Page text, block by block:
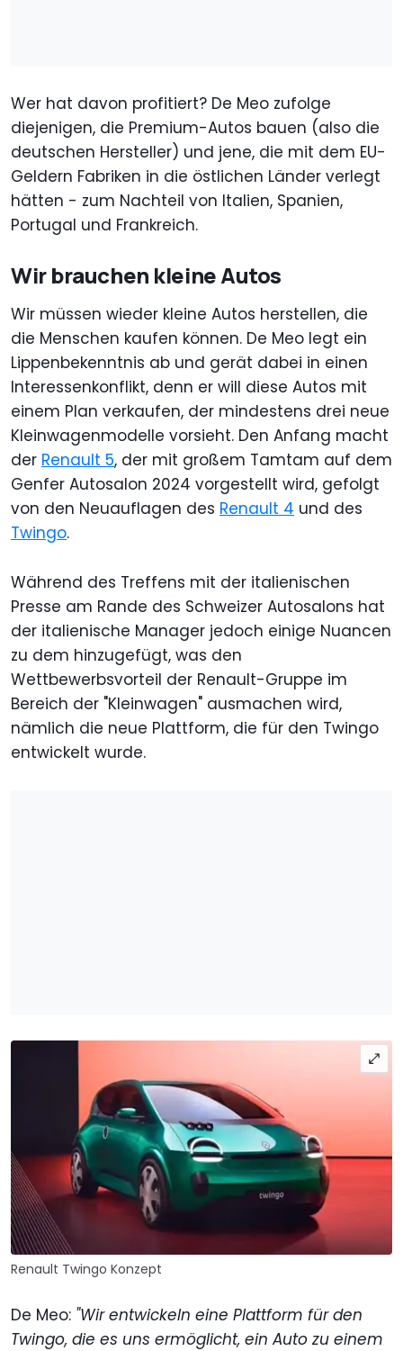
Wer hat davon profitiert? De Meo zufolge
diejenigen, die Premium-Autos bauen (also die
deutschen Hersteller) und jene, die mit dem EU-
Geldern Fabriken in die östlichen Länder verlegt
hätten - zum Nachteil von Italien, Spanien,
Portugal und Frankreich.
Wir brauchen kleine Autos
Wir müssen wieder kleine Autos herstellen, die
die Menschen kaufen können. De Meo legt ein
Lippenbekenntnis ab und gerät dabei in einen
Interessenkonflikt, denn er will diese Autos mit
einem Plan verkaufen, der mindestens drei neue
Kleinwagenmodelle vorsieht. Den Anfang macht
der Renault 5, der mit großem Tamtam auf dem
Genfer Autosalon 2024 vorgestellt wird, gefolgt
von den Neuauflagen des Renault 4 und des
Twingo.
Während des Treffens mit der italienischen
Presse am Rande des Schweizer Autosalons hat
der italienische Manager jedoch einige Nuancen
zu dem hinzugefügt, was den
Wettbewerbsvorteil der Renault-Gruppe im
Bereich der "Kleinwagen" ausmachen wird,
nämlich die neue Plattform, die für den Twingo
entwickelt wurde.
Renault Twingo Konzept
De Meo: "Wir entwickeln eine Plattform für den
Twingo, die es uns ermöglicht, ein Auto zu einem